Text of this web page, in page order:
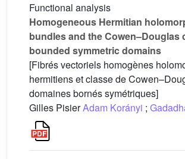
Functional analysis
Homogeneous Hermitian
bundles and the Cowen–Douglas
bounded symmetric domains
[Fibrés vectoriels homogènes
hermitiens et classe de
domaines bornés symétriques]
Gilles PisierAdam Korányi ;